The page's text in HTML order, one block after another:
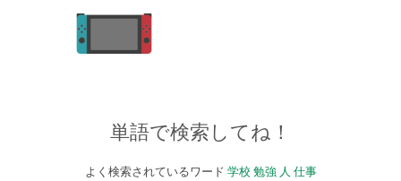
単語で検索してね！
よく検索されているワード 学校 勉強 人 仕事